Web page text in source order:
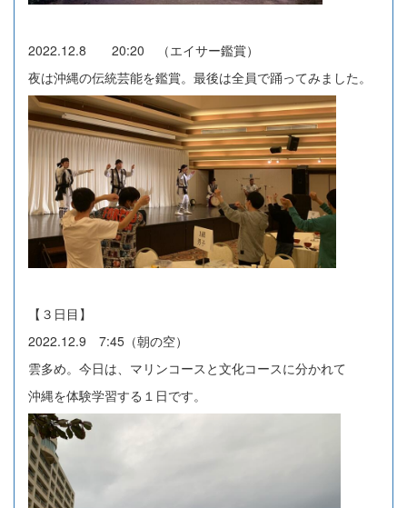
2022.12.8 20:20 （エイサー鑑賞）
夜は沖縄の伝統芸能を鑑賞。最後は全員で踊ってみました。
【３日目】
2022.12.9 7:45（朝の空）
雲多め。今日は、マリンコースと文化コースに分かれて
沖縄を体験学習する１日です。